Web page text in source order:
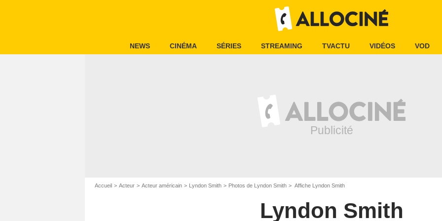
NEWS CINÉMA SÉRIES STREAMING TVACTU VIDÉOS VOD
Accueil Acteur Acteur américain Lyndon Smith Photos de Lyndon Smith Affiche Lyndon Smith
Lyndon Smith